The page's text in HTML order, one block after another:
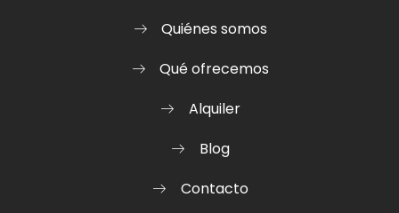
Quiénes somos
Qué ofrecemos
Alquiler
Blog
Contacto